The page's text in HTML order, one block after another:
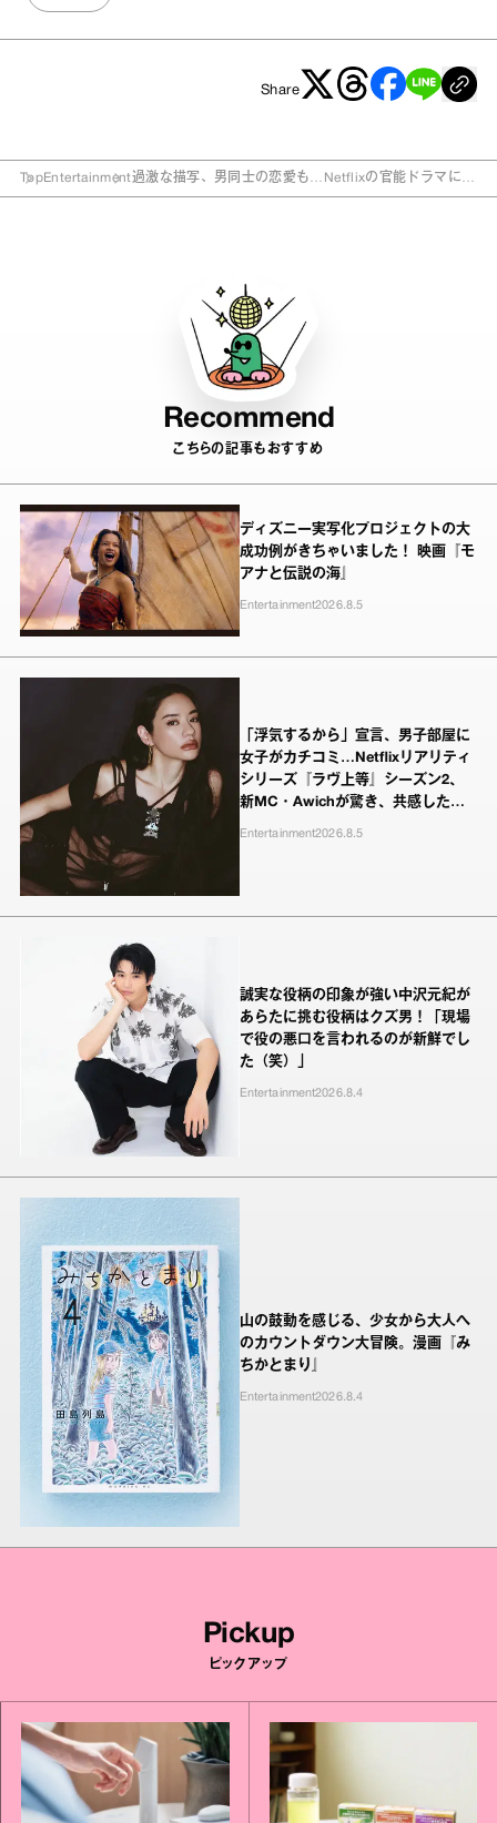
Share
TopEntertainment過激な描写、男同士の恋愛も…Netflixの官能ドラマに注
Recommend
こちらの記事もおすすめ
ディズニー実写化プロジェクトの大
成功例がきちゃいました！ 映画『モ
アナと伝説の海』
Entertainment2026.8.5
「浮気するから」宣言、男子部屋に
女子がカチコミ…Netflixリアリティ
シリーズ『ラヴ上等』シーズン2、
新MC・Awichが驚き、共感したヤ
Entertainment2026.8.5
誠実な役柄の印象が強い中沢元紀が
あらたに挑む役柄はクズ男！「現場
で役の悪口を言われるのが新鮮でし
た（笑）」
Entertainment2026.8.4
山の鼓動を感じる、少女から大人へ
のカウントダウン大冒険。漫画『み
ちかとまり』
Entertainment2026.8.4
Pickup
ピックアップ